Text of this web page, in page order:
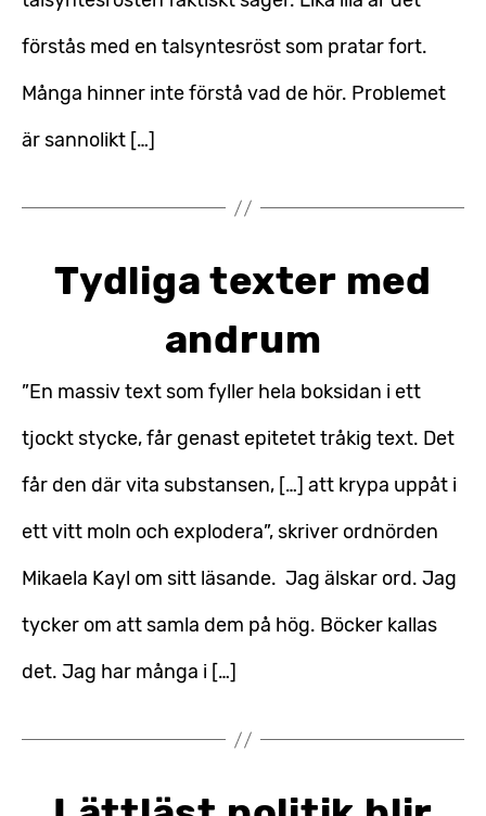
förstås med en talsyntesröst som pratar fort.
Många hinner inte förstå vad de hör. Problemet
är sannolikt […]
Tydliga texter med
andrum
”En massiv text som fyller hela boksidan i ett
tjockt stycke, får genast epitetet tråkig text. Det
får den där vita substansen, […] att krypa uppåt i
ett vitt moln och explodera”, skriver ordnörden
Mikaela Kayl om sitt läsande. Jag älskar ord. Jag
tycker om att samla dem på hög. Böcker kallas
det. Jag har många i […]